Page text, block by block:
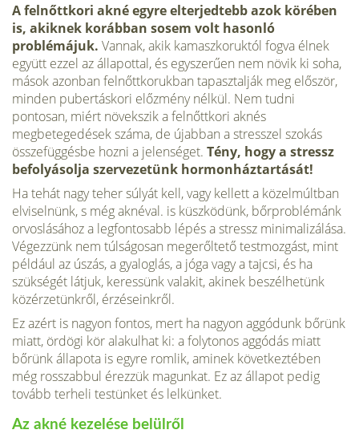
A felnőttkori akné egyre elterjedtebb azok körében
is, akiknek korábban sosem volt hasonló
problémájuk. Van­nak, akik kamaszkoruktól fogva élnek
együtt ezzel az álla­pottal, és egyszerűen nem növik ki soha,
mások azonban felnőttkorukban tapasztalják meg először,
minden puber­táskori előzmény nélkül. Nem tudni
pontosan, miért növek­szik a felnőttkori aknés
megbetegedések száma, de újabban a stresszel szokás
összefüggésbe hozni a jelenséget. Tény, hogy a stressz
befolyásolja szervezetünk hormonháztartá­sát!
Ha tehát nagy teher súlyát kell, vagy kellett a közel­múltban
elviselnünk, s még aknéval. is küszködünk, bőr­problémánk
orvoslásához a legfontosabb lépés a stressz minimalizálása.
Végezzünk nem túlságosan megerőltető test­mozgást, mint
például az úszás, a gyaloglás, a jóga vagy a tajcsi, és ha
szükségét látjuk, keressünk valakit, akinek be­szélhetünk
közérzetünkről, érzéseinkről.
Ez azért is nagyon fontos, mert ha nagyon aggódunk bőrünk
miatt, ördögi kör alakulhat ki: a folytonos aggódás miatt
bőrünk állapo­ta is egyre romlik, aminek következtében
még rosszabbul érezzük magunkat. Ez az állapot pedig
tovább terheli testün­ket és lelkünket.
Az akné kezelése belülről